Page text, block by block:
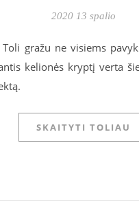
2020 13 spalio
gražu ne visiems
kelionės kryptį verta
SKAITYTI TOLIAU